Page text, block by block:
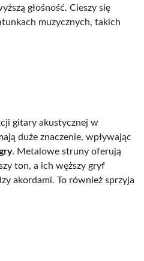
głośność. Cieszy się
muzycznych, takich
gitary akustycznej w
duże znaczenie, wpływając
. Metalowe struny oferują
ton, a ich węższy gryf
akordami. To również sprzyja